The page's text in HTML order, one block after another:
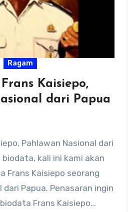
Ragam
Kaisiepo,
dari Papua
Pahlawan Nasional dari
biodata, kali ini kami akan
Frans Kaisiepo seorang
dari Papua. Penasaran ingin
Frans Kaisiepo…